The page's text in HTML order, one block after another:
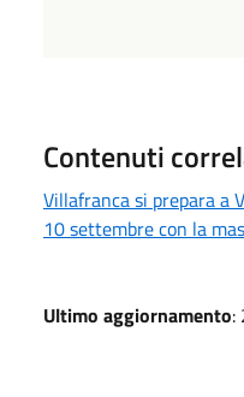
Contenuti
Villafranca si prepara a
10 settembre con la
Ultimo aggiornamento: